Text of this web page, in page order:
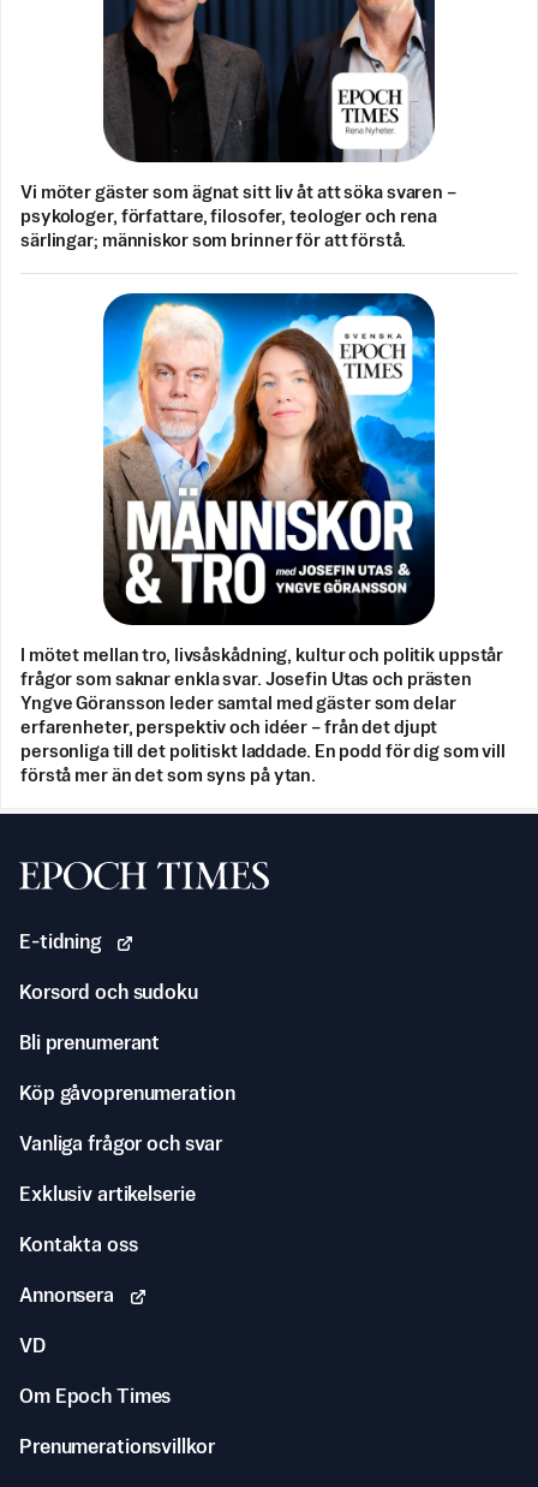
Vi möter gäster som ägnat sitt liv åt att söka svaren –
psykologer, författare, filosofer, teologer och rena
särlingar; människor som brinner för att förstå.
I mötet mellan tro, livsåskådning, kultur och politik uppstår
frågor som saknar enkla svar. Josefin Utas och prästen
Yngve Göransson leder samtal med gäster som delar
erfarenheter, perspektiv och idéer – från det djupt
personliga till det politiskt laddade. En podd för dig som vill
förstå mer än det som syns på ytan.
Svenska Epoch Times
E-tidning
Korsord och sudoku
Bli prenumerant
Köp gåvoprenumeration
Vanliga frågor och svar
Exklusiv artikelserie
Kontakta oss
Annonsera
VD
Om Epoch Times
Prenumerationsvillkor